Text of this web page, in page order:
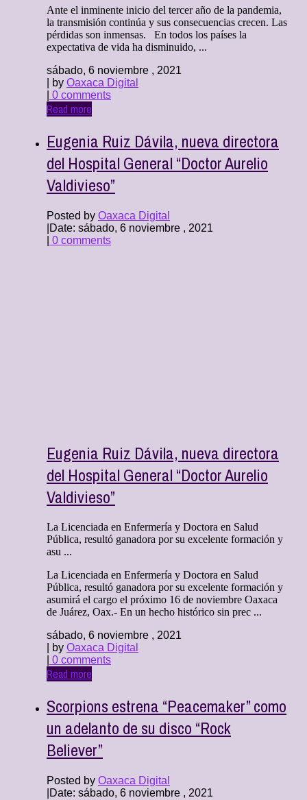
Ante el inminente inicio del tercer año de la pandemia,
la transmisión continúa y sus consecuencias crecen. Las
pérdidas son inmensas. En todos los países la
expectativa de vida ha disminuido, ...
sábado, 6 noviembre , 2021
| by Oaxaca Digital
0 comments
Read more
Eugenia Ruiz Dávila, nueva directora
del Hospital General “Doctor Aurelio
Valdivieso”
Posted by Oaxaca Digital
Date: sábado, 6 noviembre , 2021
0 comments
Eugenia Ruiz Dávila, nueva directora
del Hospital General “Doctor Aurelio
Valdivieso”
La Licenciada en Enfermería y Doctora en Salud
Pública, resultó ganadora por su excelente formación y
asu ...
La Licenciada en Enfermería y Doctora en Salud
Pública, resultó ganadora por su excelente formación y
asumirá el cargo el próximo 16 de noviembre Oaxaca
de Juárez, Oax.- En un hecho histórico sin prec ...
sábado, 6 noviembre , 2021
| by Oaxaca Digital
0 comments
Read more
Scorpions estrena “Peacemaker” como
un adelanto de su disco “Rock
Believer”
Posted by Oaxaca Digital
Date: sábado, 6 noviembre , 2021